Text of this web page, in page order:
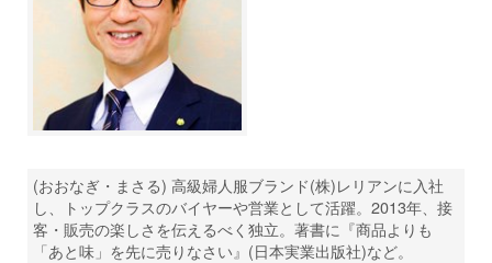
(おおなぎ・まさる) 高級婦人服ブランド(株)レリアンに入社
し、トップクラスのバイヤーや営業として活躍。2013年、接
客・販売の楽しさを伝えるべく独立。著書に『商品よりも
「あと味」を先に売りなさい』(日本実業出版社)など。